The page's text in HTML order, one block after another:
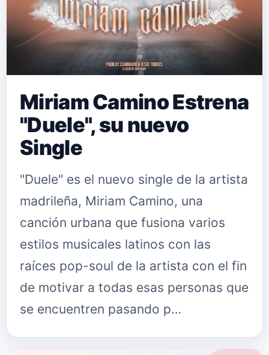
Miriam Camino Estrena
"Duele", su nuevo
Single
"Duele" es el nuevo single de la artista
madrileña, Miriam Camino, una
canción urbana que fusiona varios
estilos musicales latinos con las
raíces pop-soul de la artista con el fin
de motivar a todas esas personas que
se encuentren pasando p…